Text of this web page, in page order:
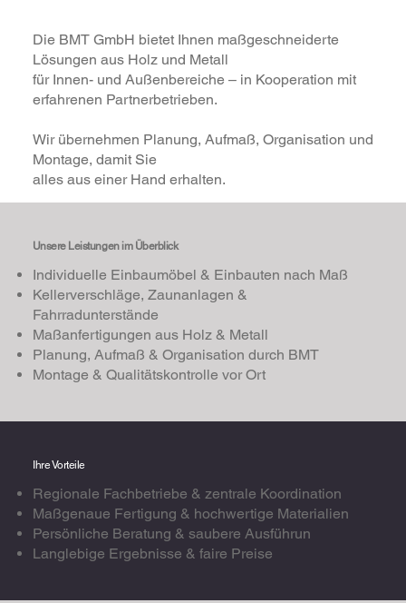
Ihre Vorteile
Regionale Fachbetriebe & zentrale Koordination
Maßgenaue Fertigung & hochwertige Materialien
Persönliche Beratung & saubere Ausführun
Langlebige Ergebnisse & faire Preise
Die BMT GmbH bietet Ihnen maßgeschneiderte
Lösungen aus Holz und Metall
für Innen- und Außenbereiche – in Kooperation mit
erfahrenen Partnerbetrieben.
Wir übernehmen Planung, Aufmaß, Organisation und
Montage, damit Sie
alles aus einer Hand erhalten.
Unsere Leistungenim Überblick
Individuelle Einbaumöbel & Einbauten nach Maß
Kellerverschläge, Zaunanlagen &
Fahrradunterstände
Maßanfertigungen aus Holz & Metall
Planung, Aufmaß & Organisation durch BMT
Montage & Qualitätskontrolle vor Ort